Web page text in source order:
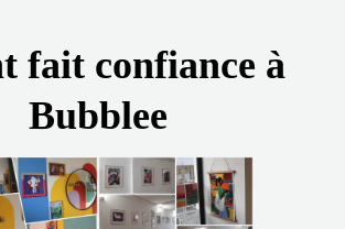
fait confiance à
Bubblee